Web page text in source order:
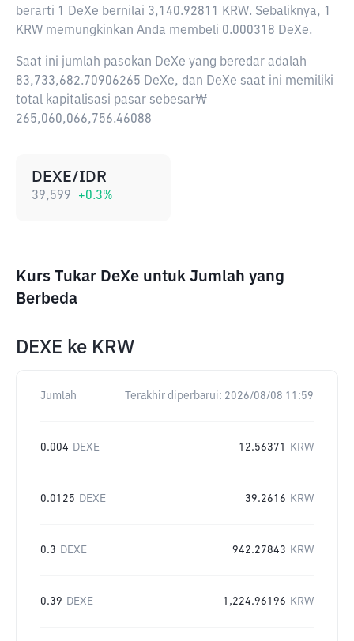
berarti 1 DeXe bernilai 3,140.92811 KRW. Sebaliknya, 1
KRW memungkinkan Anda membeli 0.000318 DeXe.
Saat ini jumlah pasokan DeXe yang beredar adalah
83,733,682.70906265 DeXe, dan DeXe saat ini memiliki
total kapitalisasi pasar sebesar₩
265,060,066,756.46088
DEXE/IDR
39,599 +0.3%
Kurs Tukar DeXe untuk Jumlah yang
Berbeda
DEXE ke KRW
Jumlah Terakhir diperbarui: 2026/08/08 11:59
0.004 DEXE 12.56371 KRW
0.0125 DEXE 39.2616 KRW
0.3 DEXE 942.27843 KRW
0.39 DEXE 1,224.96196 KRW